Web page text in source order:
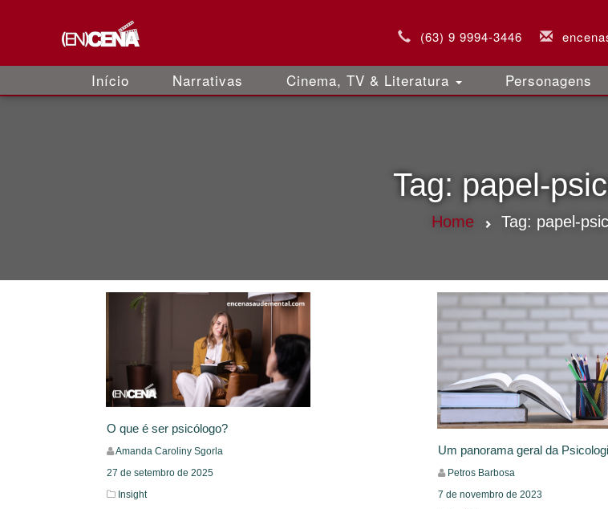
(63) 9 9994-3446
Início Narrativas Cinema, TV & Literatura Personagens
Tag: papel-
Home Tag: papel-
O que é ser psicólogo?
Amanda Caroliny Sgorla
27 de setembro de 2025
Insight
Um panorama geral da
Petros Barbosa
7 de novembro de 2023